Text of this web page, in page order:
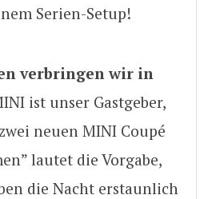
Serien-Setup!
verbringen wir in
ist unser Gastgeber,
neuen MINI Coupé
lautet die Vorgabe,
die Nacht erstaunlich